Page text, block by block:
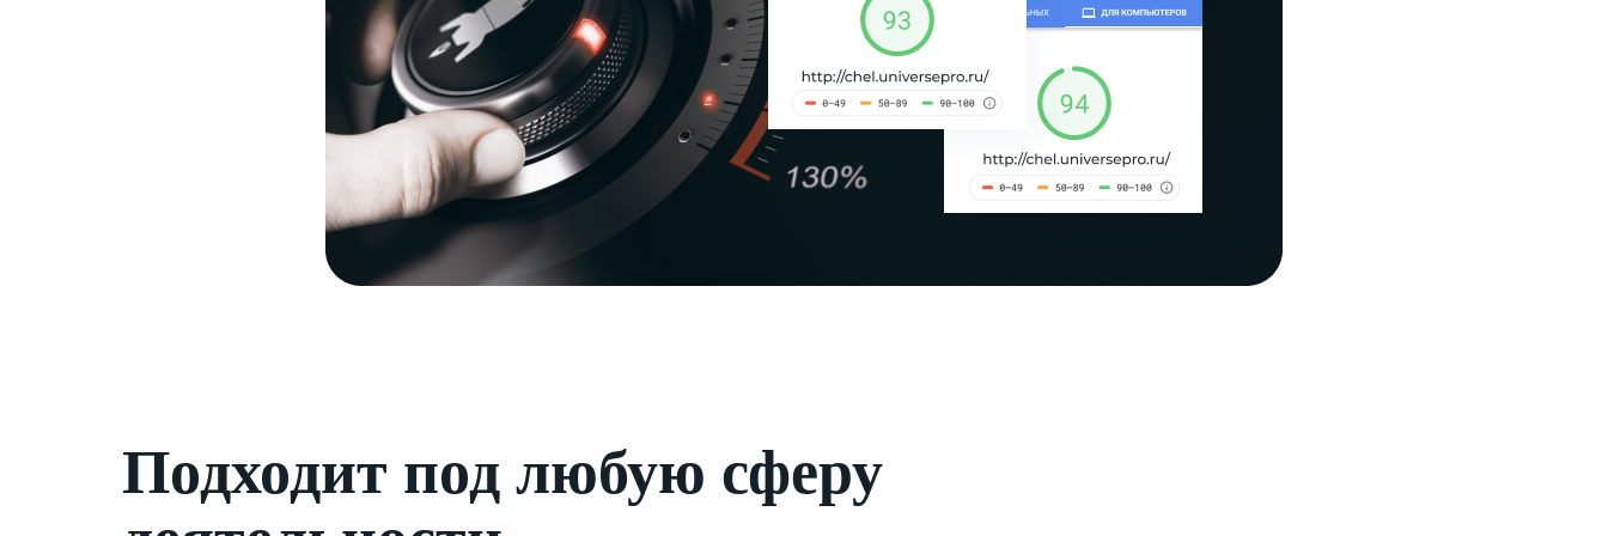
Подходит под любую сферу